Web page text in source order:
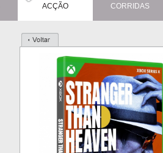
ACÇÃO CORRIDAS